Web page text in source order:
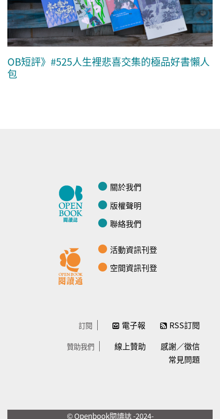
OB短評》#525人生裡悲喜交集的極品好書懶人
包
關於我們
版權聲明
聯絡我們
活動資訊刊登
空間資訊刊登
訂閱 電子報 RSS訂閱
贊助我們 線上贊助
感謝／徵信
常見問題
© Openbook閱讀誌 -2024-